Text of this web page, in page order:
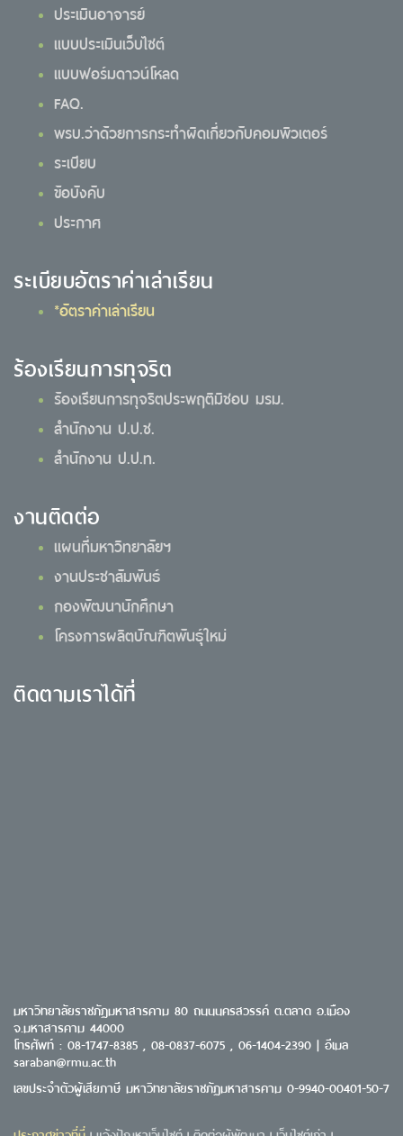
ประเมินอาจารย์
แบบประเมินเว็บไซต์
แบบฟอร์มดาวน์โหลด
FAQ.
พรบ.ว่าด้วยการกระทำผิดเกี่ยวกับคอมพิวเตอร์
ระเบียบ
ข้อบังคับ
ประกาศ
ระเบียบอัตราค่าเล่าเรียน
*อัตราค่าเล่าเรียน
ร้องเรียนการทุจริต
ร้องเรียนการทุจริตประพฤติมิชอบ มรม.
สำนักงาน ป.ป.ช.
สำนักงาน ป.ป.ท.
งานติดต่อ
แผนที่มหาวิทยาลัยฯ
งานประชาสัมพันธ์
กองพัฒนานักศึกษา
โครงการผลิตบัณฑิตพันธุ์ใหม่
ติดตามเราได้ที่
มหาวิทยาลัยราชภัฏมหาสารคาม 80 ถนนนครสวรรค์ ต.ตลาด อ.เมือง
จ.มหาสารคาม 44000
โทรศัพท์ : 08-1747-8385 , 08-0837-6075 , 06-1404-2390 | อีเมล
saraban@rmu.ac.th
เลขประจำตัวผู้เสียภาษี มหาวิทยาลัยราชภัฏมหาสารคาม 0-9940-00401-50-7